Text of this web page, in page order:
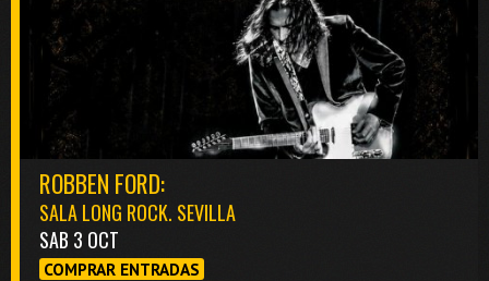
ROBBEN FORD:
SALA LONG ROCK. SEVILLA
SAB 3 OCT
COMPRAR ENTRADAS